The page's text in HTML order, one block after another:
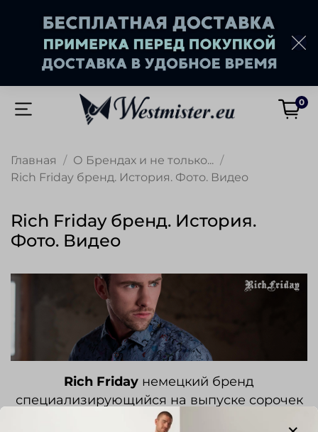
0
Главная
О Брендах и не только...
Rich Friday бренд. История. Фото. Видео
Rich Friday бренд. История.
Фото. Видео
Rich Friday немецкий бренд
специализирующийся на выпуске сорочек
для человека, который хочет быть